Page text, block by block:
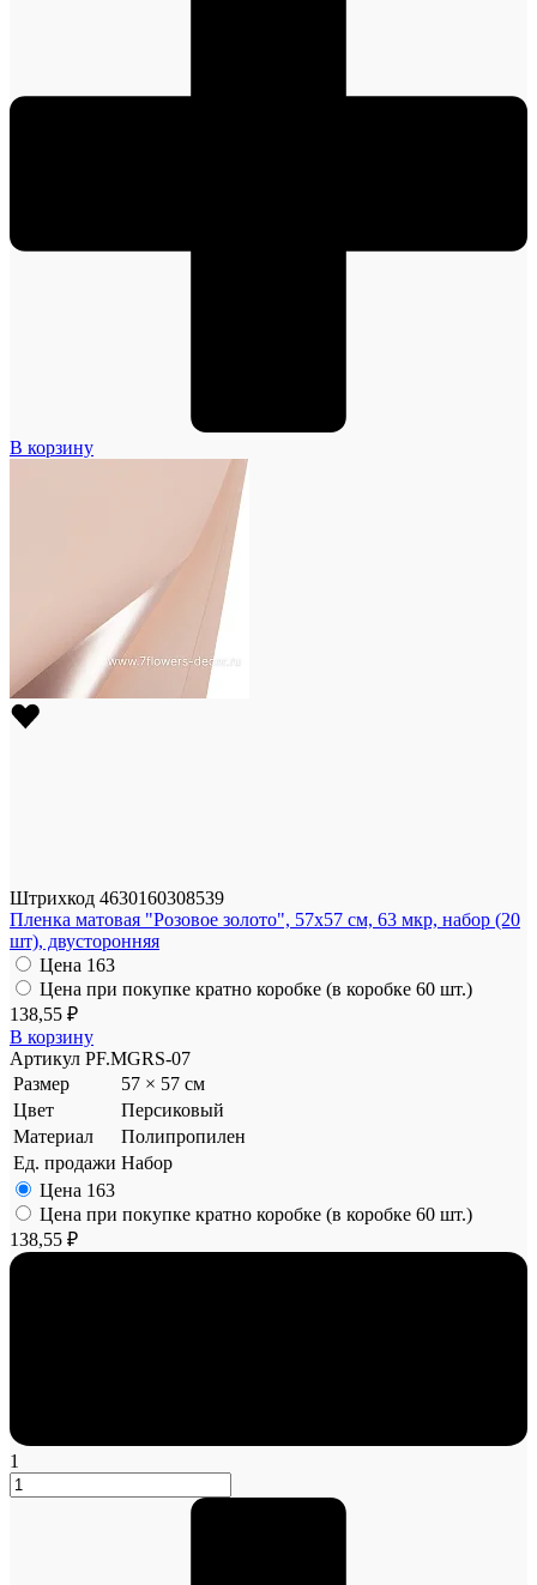
В корзину
Штрихкод 4630160308539
Пленка матовая "Розовое золото", 57x57 см, 63 мкр, набор (20
шт), двусторонняя
Цена 163
Цена при покупке кратно коробке (в коробке 60 шт.)
138,55 ₽
В корзину
Артикул PF.MGRS-07
Размер
57 × 57 см
Цвет
Персиковый
Материал
Полипропилен
Ед. продажи Набор
Цена 163
Цена при покупке кратно коробке (в коробке 60 шт.)
138,55 ₽
1